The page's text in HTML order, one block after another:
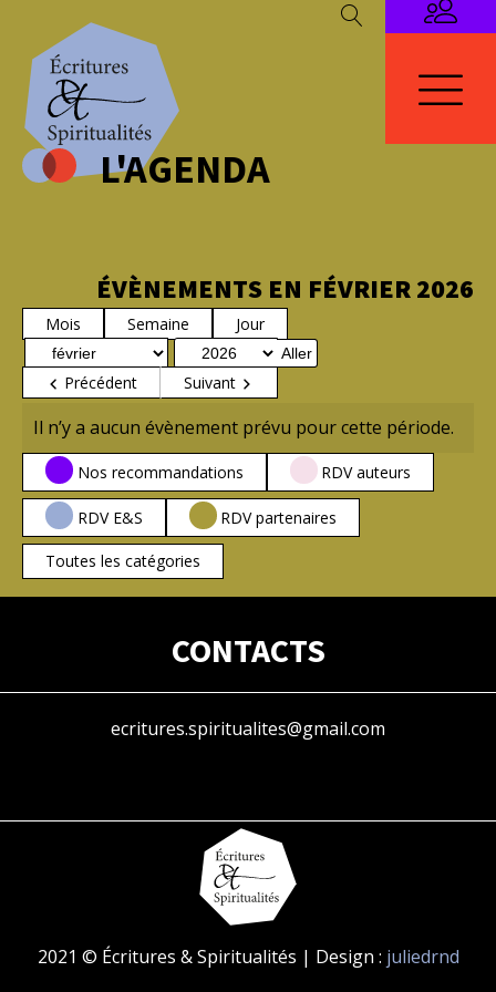
L'AGENDA
ÉVÈNEMENTS EN FÉVRIER 2026
Mois Semaine Jour
Mois
Année
Précédent Suivant
Il n’y a aucun évènement prévu pour cette période.
CATÉGORIESNos recommandations RDV auteurs
RDV E&S RDV partenaires
Toutes les catégories
CONTACTS
ecritures.spiritualites@gmail.com
2021 © Écritures & Spiritualités | Design : juliedrnd